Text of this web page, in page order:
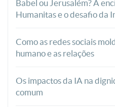
Babel ou Jerusalém? A
Humanitas e o desafio da
Como as redes sociais
humano e as relações
Os impactos da IA na
comum